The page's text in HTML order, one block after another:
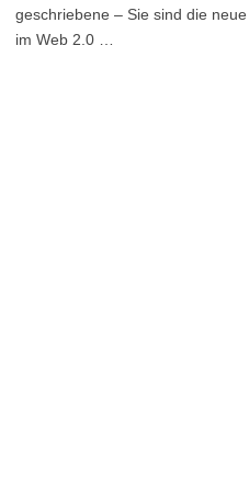
geschriebene – Sie sind die
im Web 2.0 …